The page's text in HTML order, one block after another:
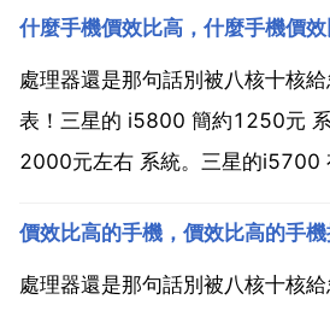
整理率，不同應用介面及遊戲畫面
有不同，支援1920hz，高頻pwm
什麼手機價效比高，什麼手機價效
處理器還是那句話別被八核十核
表！三星的 i5800 簡約1250元
2000元左右 系統。三星的i5700
被八核十核給忽悠了，看看這個
1250元 系統 摩托...
價效比高的手機，價效比高的手
處理器還是那句話別被八核十核